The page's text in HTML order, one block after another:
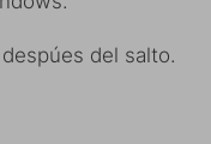
del salto.